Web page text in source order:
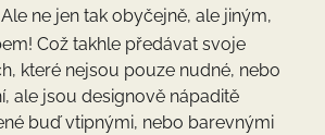
ne jen tak obyčejně, ale jiným,
Což takhle předávat svoje
které nejsou pouze nudné, nebo
ale jsou designově nápaditě
buď vtipnými, nebo barevnými